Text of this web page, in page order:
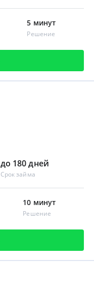
5 минут
Решение
до 180 дней
Срок займа
10 минут
Решение